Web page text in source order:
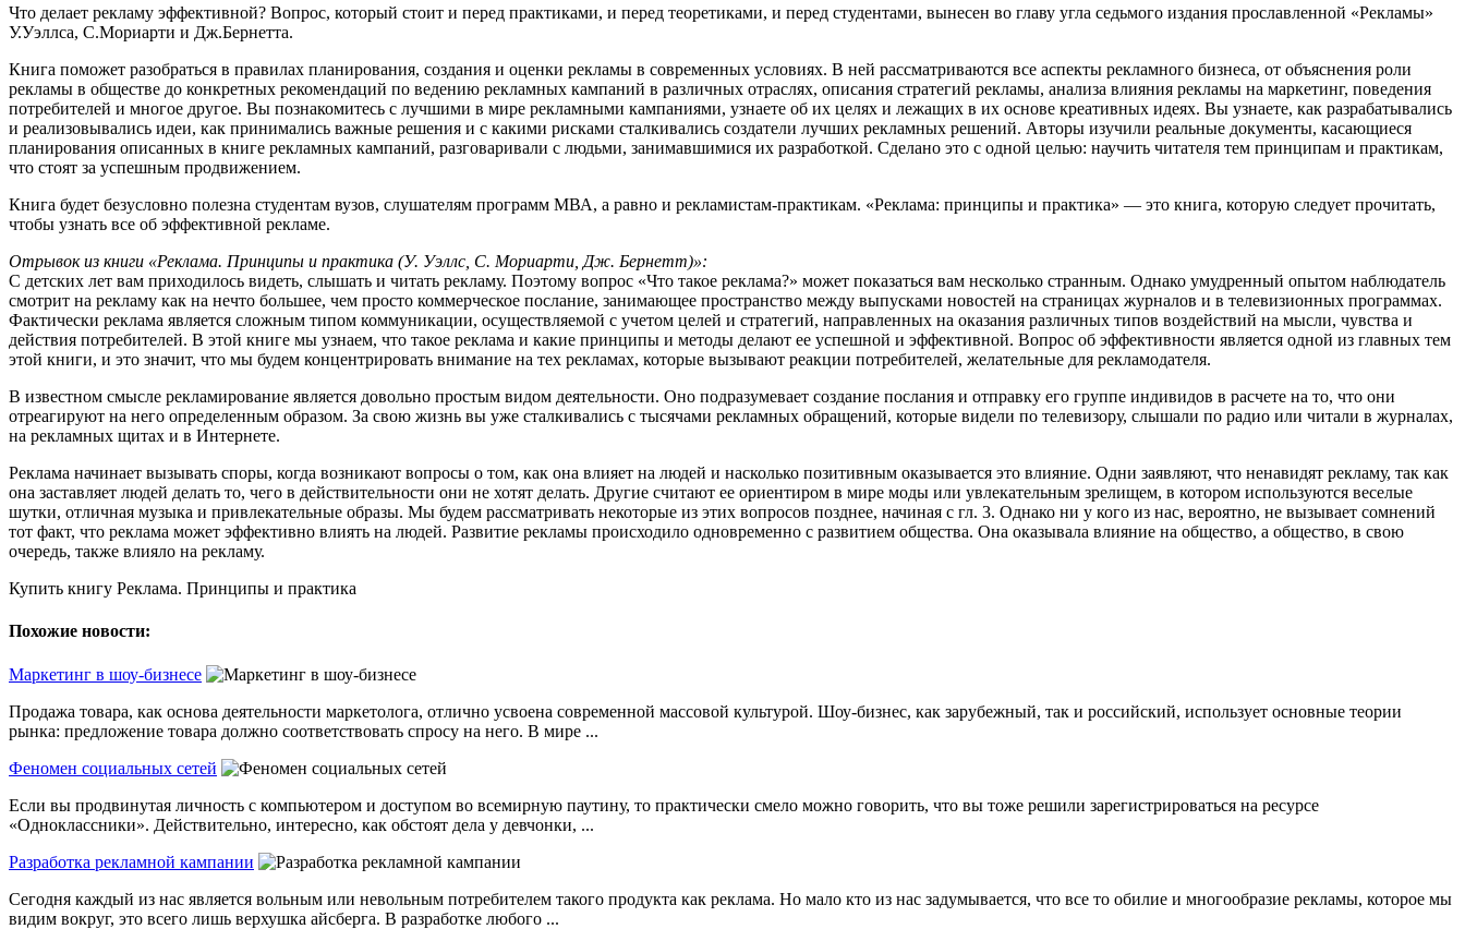
Что делает рекламу эффективной? Вопрос, который стоит и перед практиками, и перед теоретиками, и перед студентами, вынесен во главу угла седьмого издания прославленной «Рекламы»
У.Уэллса, С.Мориарти и Дж.Бернетта.
Книга поможет разобраться в правилах планирования, создания и оценки рекламы в современных условиях. В ней рассматриваются все аспекты рекламного бизнеса, от объяснения роли
рекламы в обществе до конкретных рекомендаций по ведению рекламных кампаний в различных отраслях, описания стратегий рекламы, анализа влияния рекламы на маркетинг, поведения
потребителей и многое другое. Вы познакомитесь с лучшими в мире рекламными кампаниями, узнаете об их целях и лежащих в их основе креативных идеях. Вы узнаете, как разрабатывались
и реализовывались идеи, как принимались важные решения и с какими рисками сталкивались создатели лучших рекламных решений. Авторы изучили реальные документы, касающиеся
планирования описанных в книге рекламных кампаний, разговаривали с людьми, занимавшимися их разработкой. Сделано это с одной целью: научить читателя тем принципам и практикам,
что стоят за успешным продвижением.
Книга будет безусловно полезна студентам вузов, слушателям программ МВА, а равно и рекламистам-практикам. «Реклама: принципы и практика» — это книга, которую следует прочитать,
чтобы узнать все об эффективной рекламе.
Отрывок из книги «Реклама. Принципы и практика (У. Уэллс, С. Мориарти, Дж. Бернетт)»:
С детских лет вам приходилось видеть, слышать и читать рекламу. Поэтому вопрос «Что такое реклама?» может показаться вам несколько странным. Однако умудренный опытом наблюдатель
смотрит на рекламу как на нечто большее, чем просто коммерческое послание, занимающее пространство между выпусками новостей на страницах журналов и в телевизионных программах.
Фактически реклама является сложным типом коммуникации, осуществляемой с учетом целей и стратегий, направленных на оказания различных типов воздействий на мысли, чувства и
действия потребителей. В этой книге мы узнаем, что такое реклама и какие принципы и методы делают ее успешной и эффективной. Вопрос об эффективности является одной из главных тем
этой книги, и это значит, что мы будем концентрировать внимание на тех рекламах, которые вызывают реакции потребителей, желательные для рекламодателя.
В известном смысле рекламирование является довольно простым видом деятельности. Оно подразумевает создание послания и отправку его группе индивидов в расчете на то, что они
отреагируют на него определенным образом. За свою жизнь вы уже сталкивались с тысячами рекламных обращений, которые видели по телевизору, слышали по радио или читали в журналах,
на рекламных щитах и в Интернете.
Реклама начинает вызывать споры, когда возникают вопросы о том, как она влияет на людей и насколько позитивным оказывается это влияние. Одни заявляют, что ненавидят рекламу, так как
она заставляет людей делать то, чего в действительности они не хотят делать. Другие считают ее ориентиром в мире моды или увлекательным зрелищем, в котором используются веселые
шутки, отличная музыка и привлекательные образы. Мы будем рассматривать некоторые из этих вопросов позднее, начиная с гл. 3. Однако ни у кого из нас, вероятно, не вызывает сомнений
тот факт, что реклама может эффективно влиять на людей. Развитие рекламы происходило одновременно с развитием общества. Она оказывала влияние на общество, а общество, в свою
очередь, также влияло на рекламу.
Купить книгу Реклама. Принципы и практика
Похожие новости:
Маркетинг в шоу-бизнесе
Продажа товара, как основа деятельности маркетолога, отлично усвоена современной массовой культурой. Шоу-бизнес, как зарубежный, так и российский, использует основные теории
рынка: предложение товара должно соответствовать спросу на него. В мире ...
Феномен социальных сетей
Если вы продвинутая личность с компьютером и доступом во всемирную паутину, то практически смело можно говорить, что вы тоже решили зарегистрироваться на ресурсе
«Одноклассники». Действительно, интересно, как обстоят дела у девчонки, ...
Разработка рекламной кампании
Сегодня каждый из нас является вольным или невольным потребителем такого продукта как реклама. Но мало кто из нас задумывается, что все то обилие и многообразие рекламы, которое мы
видим вокруг, это всего лишь верхушка айсберга. В разработке любого ...